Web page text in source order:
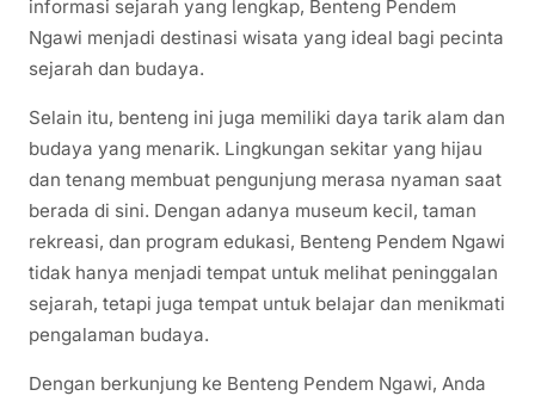
informasi sejarah yang lengkap, Benteng Pendem
Ngawi menjadi destinasi wisata yang ideal bagi pecinta
sejarah dan budaya.
Selain itu, benteng ini juga memiliki daya tarik alam dan
budaya yang menarik. Lingkungan sekitar yang hijau
dan tenang membuat pengunjung merasa nyaman saat
berada di sini. Dengan adanya museum kecil, taman
rekreasi, dan program edukasi, Benteng Pendem Ngawi
tidak hanya menjadi tempat untuk melihat peninggalan
sejarah, tetapi juga tempat untuk belajar dan menikmati
pengalaman budaya.
Dengan berkunjung ke Benteng Pendem Ngawi, Anda